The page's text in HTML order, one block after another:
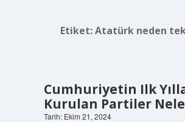
Etiket:Atatürk neden
Cumhuriyetin Ilk
Kurulan Partiler
Tarih: Ekim 21, 2024